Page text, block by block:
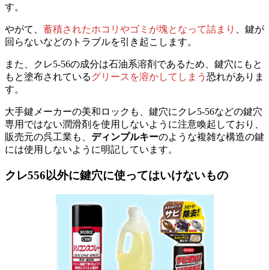
す。
やがて、 蓄積されたホコリやゴミが塊となって詰まり
、鍵が
回らないなどのトラブルを引き起こします。
また、クレ5-56の成分は石油系溶剤であるため、鍵穴にもと
もと塗布されているグリースを溶かしてしまう 恐れがありま
す。
大手鍵メーカーの美和ロックも、鍵穴にクレ5-56などの鍵穴
専用ではない潤滑剤を使用しないように注意喚起しており、
販売元の呉工業も、 ディンプルキーのような複雑な構造の鍵
には使用しないように明記しています。
クレ556以外に鍵穴に使ってはいけないもの